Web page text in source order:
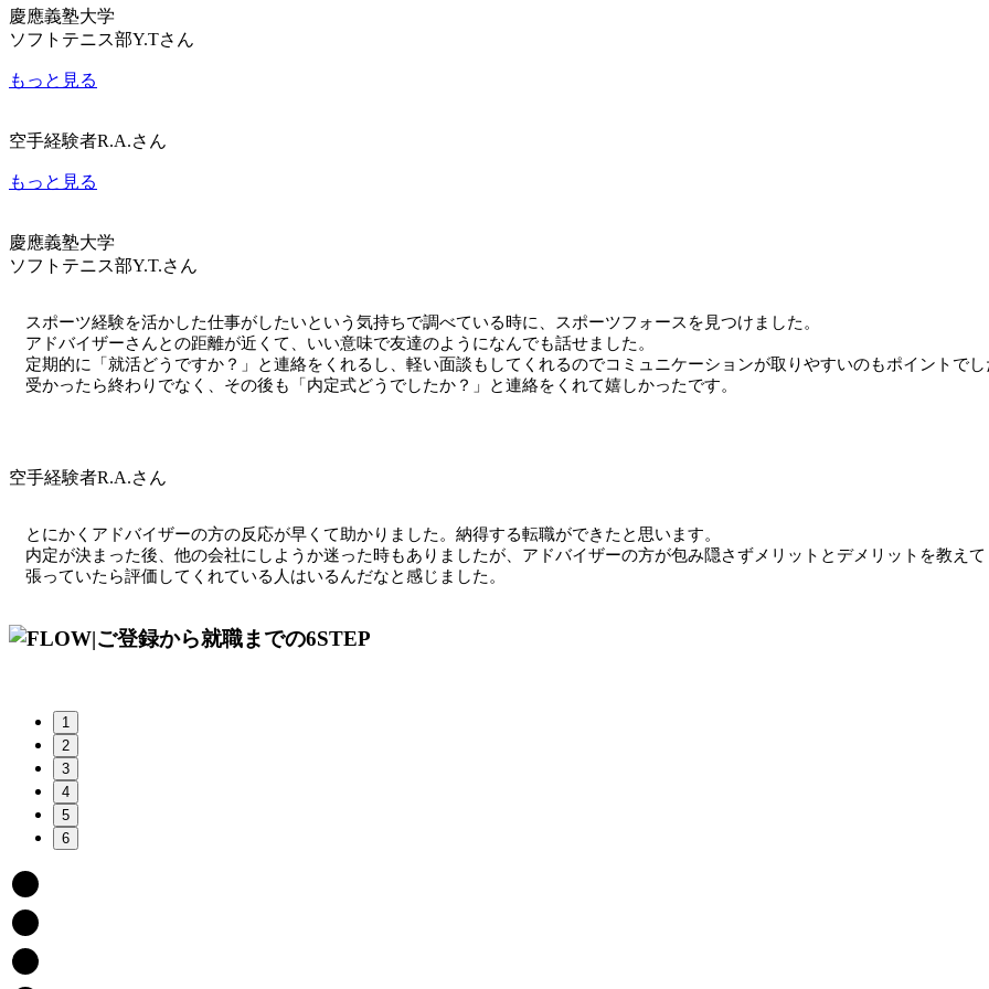
慶應義塾大学
ソフトテニス部Y.Tさん
もっと見る
空手経験者R.A.さん
もっと見る
慶應義塾大学
ソフトテニス部Y.T.さん
スポーツ経験を活かした仕事がしたいという気持ちで調べている時に、スポーツフォースを見つけました。
アドバイザーさんとの距離が近くて、いい意味で友達のようになんでも話せました。
定期的に「就活どうですか？」と連絡をくれるし、軽い面談もしてくれるのでコミュニケーションが取りやすいのもポイントでし
受かったら終わりでなく、その後も「内定式どうでしたか？」と連絡をくれて嬉しかったです。
空手経験者R.A.さん
とにかくアドバイザーの方の反応が早くて助かりました。納得する転職ができたと思います。
内定が決まった後、他の会社にしようか迷った時もありましたが、アドバイザーの方が包み隠さずメリットとデメリットを教え
張っていたら評価してくれている人はいるんだなと感じました。
1
2
3
4
5
6